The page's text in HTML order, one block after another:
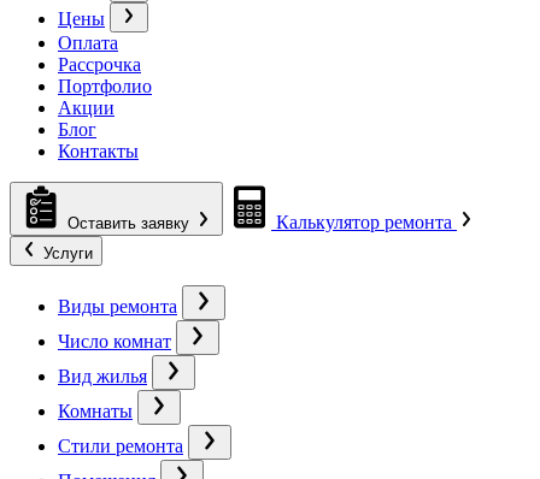
Цены
Оплата
Рассрочка
Портфолио
Акции
Блог
Контакты
Оставить заявку Калькулятор ремонта
Услуги
Виды ремонта
Число комнат
Вид жилья
Комнаты
Стили ремонта